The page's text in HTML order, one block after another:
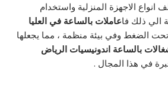
انواع الاجهزة المنزلية واستخدام
الي ذلك فاعاملات بالساعة في العليا
الضغط وفي بيئة منظمة ، مما يجعلها
بالساعة اندونيسيات الرياض
في هذا المجال .